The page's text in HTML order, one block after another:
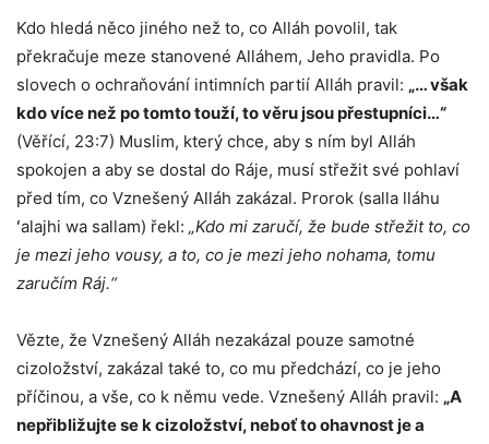
Kdo hledá něco jiného než to, co Alláh povolil, tak
překračuje meze stanovené Alláhem, Jeho pravidla. Po
slovech o ochraňování intimních partií Alláh pravil: „… však
kdo více než po tomto touží, to věru jsou přestupníci…“
(Věřící, 23:7) Muslim, který chce, aby s ním byl Alláh
spokojen a aby se dostal do Ráje, musí střežit své pohlaví
před tím, co Vznešený Alláh zakázal. Prorok (salla lláhu
ʻalajhi wa sallam) řekl: „Kdo mi zaručí, že bude střežit to, co
je mezi jeho vousy, a to, co je mezi jeho nohama, tomu
zaručím Ráj.“
Vězte, že Vznešený Alláh nezakázal pouze samotné
cizoložství, zakázal také to, co mu předchází, co je jeho
příčinou, a vše, co k němu vede. Vznešený Alláh pravil: „A
nepřibližujte se k cizoložství, neboť to ohavnost je a